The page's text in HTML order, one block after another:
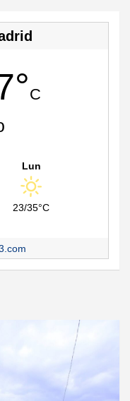
C
Lun
23/35°C